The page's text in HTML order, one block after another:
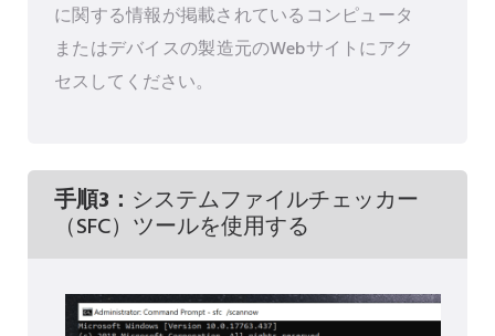
に関する情報が掲載されているコンピュータ
またはデバイスの製造元のWebサイトにアク
セスしてください。
手順3： システムファイルチェッカー
（SFC）ツールを使用する